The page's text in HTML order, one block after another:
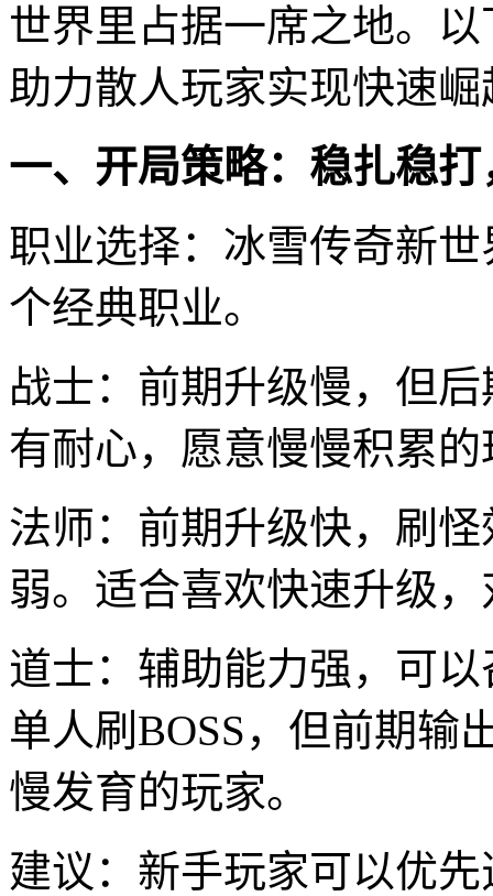
世界里占据一席之地。
助力散人玩家实现快速崛
一、开局策略：稳扎稳
职业选择：冰雪传奇新
个经典职业。
战士：前期升级慢，但
有耐心，愿意慢慢积累的
法师：前期升级快，刷
弱。适合喜欢快速升级
道士：辅助能力强，可
单人刷BOSS，但前期输
慢发育的玩家。
建议：新手玩家可以优